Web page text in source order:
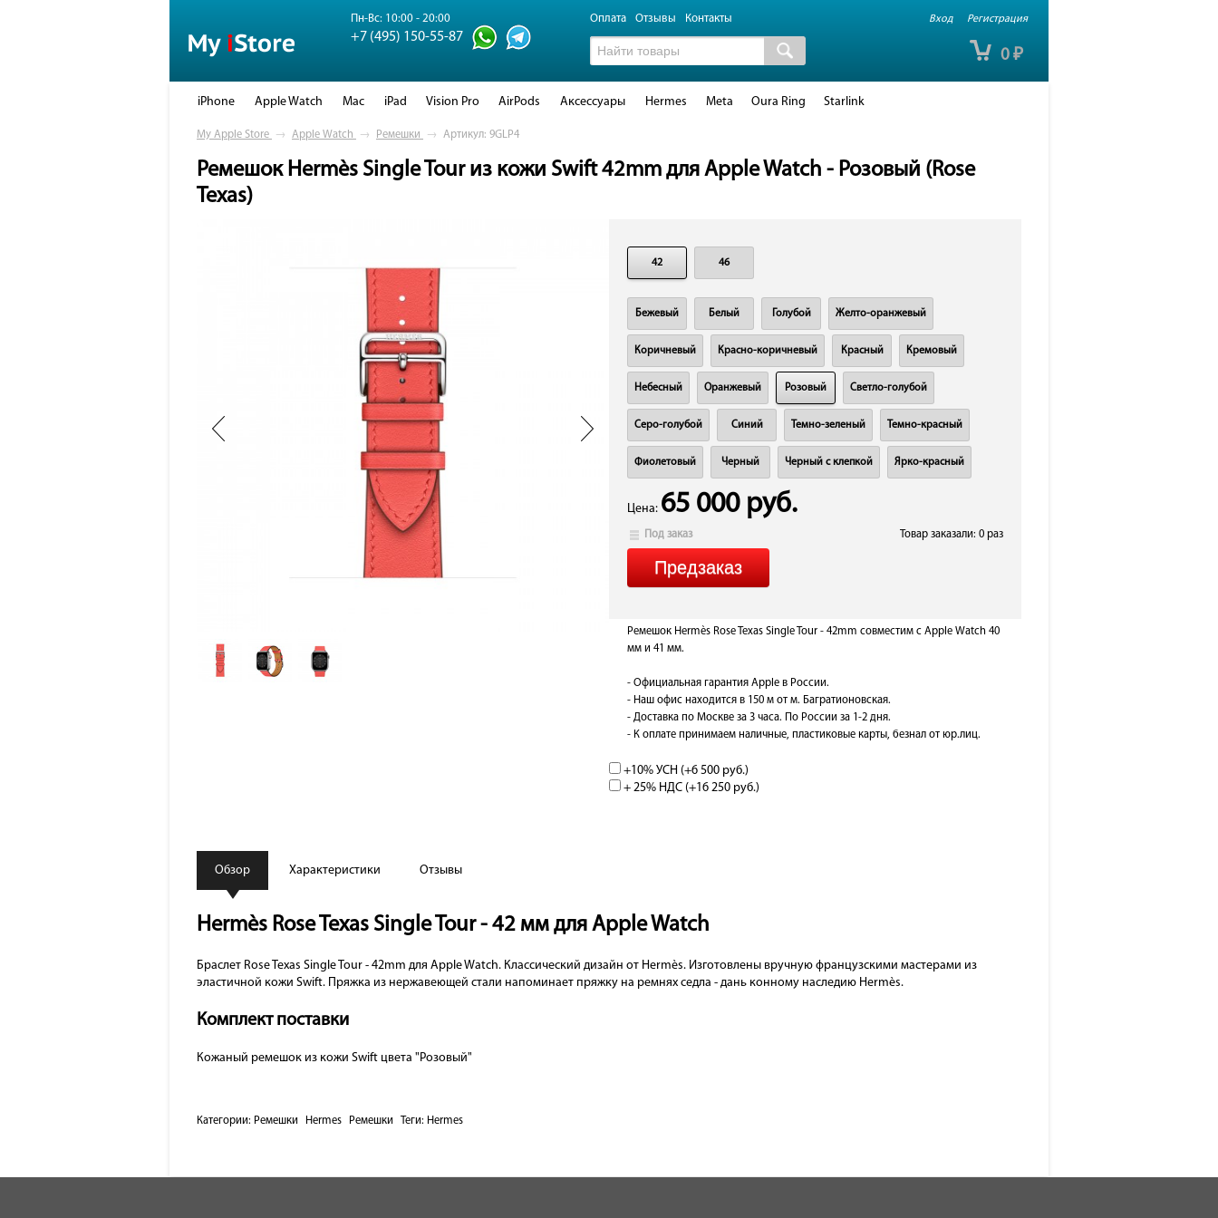
Вход Регистрация
Пн-Вс: 10:00 - 20:00
+7 (495) 150-55-87
Оплата Отзывы Контакты
0 ₽
iPhone Apple Watch Mac iPad Vision Pro AirPods Аксессуары Hermes Meta Oura Ring Starlink
My Apple Store → Apple Watch → Ремешки → Артикул: 9GLP4
Ремешок Hermès Single Tour из кожи Swift 42mm для Apple Watch - Розовый (Rose
Texas)
42 46
Бежевый Белый Голубой Желто-оранжевый
Коричневый Красно-коричневый Красный Кремовый
Небесный Оранжевый Розовый Светло-голубой
Серо-голубой Синий Темно-зеленый Темно-красный
Фиолетовый Черный Черный с клепкой Ярко-красный
Цена: 65 000 руб.
Под заказ Товар заказали: 0 раз
Ремешок Hermès Rose Texas Single Tour - 42mm совместим с Apple Watch 40
мм и 41 мм.
- Официальная гарантия Apple в России.
- Наш офис находится в 150 м от м. Багратионовская.
- Доставка по Москве за 3 часа. По России за 1-2 дня.
- К оплате принимаем наличные, пластиковые карты, безнал от юр.лиц.
+10% УСН (+6 500 руб.)
+ 25% НДС (+16 250 руб.)
Обзор Характеристики Отзывы
Hermès Rose Texas Single Tour - 42 мм для Apple Watch
Браслет Rose Texas Single Tour - 42mm для Apple Watch. Классический дизайн от Hermès. Изготовлены вручную французскими мастерами из
эластичной кожи Swift. Пряжка из нержавеющей стали напоминает пряжку на ремнях седла - дань конному наследию Hermès.
Комплект поставки
Кожаный ремешок из кожи Swift цвета "Розовый"
Категории: Ремешки Hermes Ремешки Теги: Hermes